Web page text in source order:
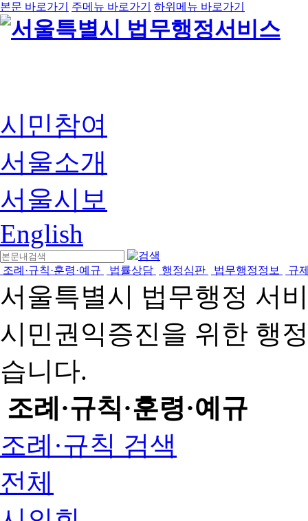
본문 바로가기 주메뉴 바로가기 하위메뉴 바로가기
시민참여
서울소개
서울시보
English
조례·규칙·훈령·예규 법률상담 행정심판 법무행정정보 규
서울특별시 법무행정 서
시민권익증진을 위한 행
습니다.
조례·규칙·훈령·예규
조례·규칙 검색
전체